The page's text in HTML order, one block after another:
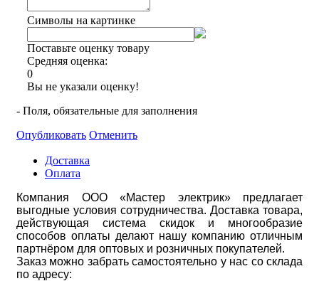
Символы на картинке
Поставьте оценку товару
Средняя оценка:
0
Вы не указали оценку!
- Поля, обязательные для заполнения
Опубликовать Отменить
Доставка
Оплата
Компания ООО «Мастер электрик» предлагает
выгодные условия сотрудничества. Доставка товара,
действующая система скидок и многообразие
способов оплаты делают нашу компанию отличным
партнёром для оптовых и розничных покупателей.
Заказ можно забрать самостоятельно у нас со склада
по адресу: